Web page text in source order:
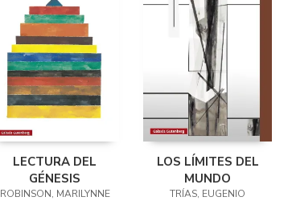
LECTURA DEL
GÉNESIS
ROBINSON, MARILYNNE
LOS LÍMITES DEL
MUNDO
TRÍAS, EUGENIO